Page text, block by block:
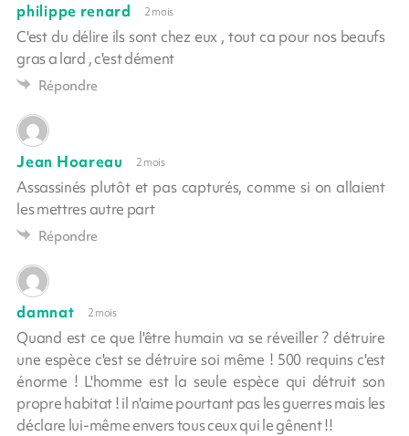
philippe renard 2 mois
C'est du délire ils sont chez eux , tout ca pour nos beaufs
gras a lard , c'est dément
Répondre
Jean Hoareau 2 mois
Assassinés plutôt et pas capturés, comme si on allaient
les mettres autre part
Répondre
damnat 2 mois
Quand est ce que l'être humain va se réveiller ? détruire
une espèce c'est se détruire soi même ! 500 requins c'est
énorme ! L'homme est la seule espèce qui détruit son
propre habitat ! il n'aime pourtant pas les guerres mais les
déclare lui-même envers tous ceux qui le gênent !!